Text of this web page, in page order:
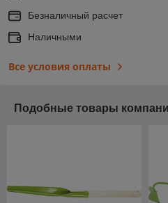
Безналичный расчет
Наличными
Все условия оплаты
Подобные товары